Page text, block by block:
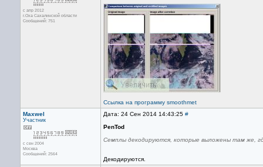
с апр 2012
г.Оха Сахалинской области
Сообщений: 751
Ссылка на программу smoothmet
Maxwel
Участник
с сен 2004
Москва
Сообщений: 2564
Дата: 24 Сен 2014 14:43:25 #
PenTod
Семплы декодируются, которые выложены там же,
Декодируются.